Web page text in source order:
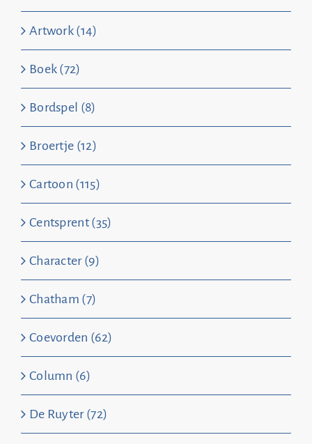
Artwork (14)
Boek (72)
Bordspel (8)
Broertje (12)
Cartoon (115)
Centsprent (35)
Character (9)
Chatham (7)
Coevorden (62)
Column (6)
De Ruyter (72)